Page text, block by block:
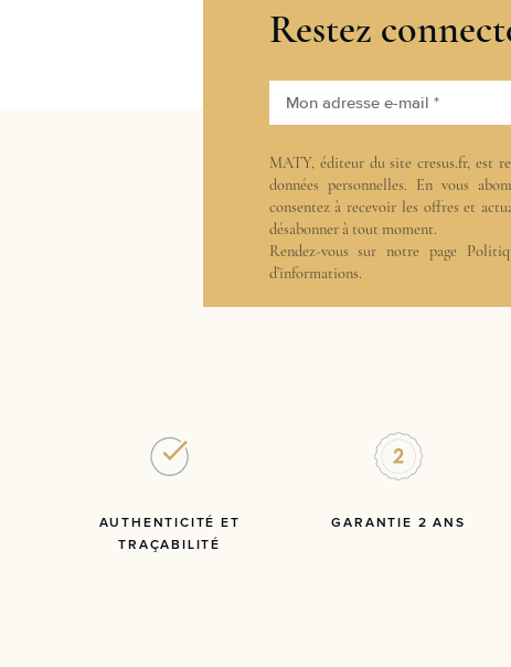
Restez
Mon adresse e-mail *
MATY, éditeur du site cresus.fr, est
données personnelles. En vous
consentez à recevoir les offres et
désabonner à tout moment.
Rendez-vous sur notre page
d’informations.
AUTHENTICITÉ ET
TRAÇABILITÉ
GARANTIE 2 ANS